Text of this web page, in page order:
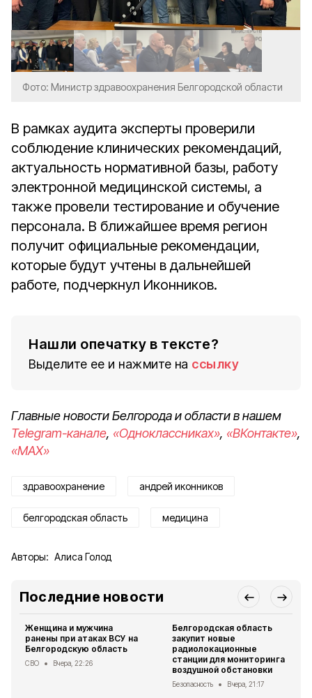
Фото: Министр здравоохранения Белгородской области
В рамках аудита эксперты проверили
соблюдение клинических рекомендаций,
актуальность нормативной базы, работу
электронной медицинской системы, а
также провели тестирование и обучение
персонала. В ближайшее время регион
получит официальные рекомендации,
которые будут учтены в дальнейшей
работе, подчеркнул Иконников.
Нашли опечатку в тексте?
Выделите ее и нажмите на ссылку
Главные новости Белгорода и области в нашем
Telegram-канале, «Одноклассниках», «ВКонтакте»,
«MAX»
здравоохранение андрей иконников
белгородская область медицина
Авторы: Алиса Голод
Последние новости
Женщина и мужчина
ранены при атаках ВСУ на
Белгородскую область
СВО Вчера, 22:26
Белгородская область
закупит новые
радиолокационные
станции для мониторинга
воздушной обстановки
Безопасность Вчера, 21:17